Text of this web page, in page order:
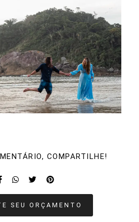
COMPARTILHE!
SEU ORÇAMENTO